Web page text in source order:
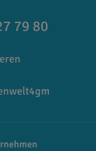
79 80